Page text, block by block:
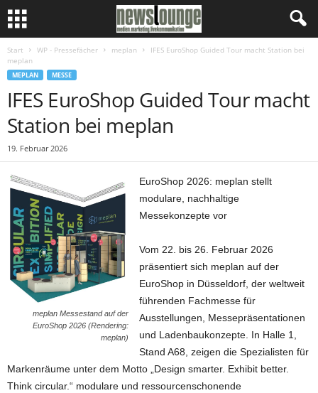
Start WP - Pressefächer meplan
IFES EuroShop Guided Tour macht Station bei
meplan
MEPLAN MESSE
IFES EuroShop Guided Tour macht
Station bei meplan
19. Februar 2026
meplan Messestand auf der
EuroShop 2026 (Rendering:
meplan)
EuroShop 2026: meplan stellt
modulare, nachhaltige
Messekonzepte vor
Vom 22. bis 26. Februar 2026
präsentiert sich meplan auf der
EuroShop in Düsseldorf, der weltweit
führenden Fachmesse für
Ausstellungen, Messepräsentationen
und Ladenbaukonzepte. In Halle 1,
Stand A68, zeigen die Spezialisten für
Markenräume unter dem Motto „Design smarter. Exhibit better.
Think circular.“ modulare und ressourcenschonende